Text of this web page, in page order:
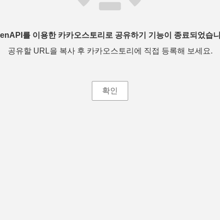
를 이용한 카카오스토리로 공유하기 기능이 종료되었습
공유할 URL을 복사 후 카카오스토리에 직접 등록해 보세요.
확인